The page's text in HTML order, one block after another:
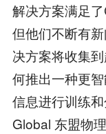
解决方案满足
但他们不断有
决方案将收集
何推出一种更
信息进行训练
Global 东盟物